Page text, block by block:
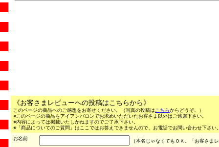
《お客さまレビューへの投稿はこちらから》
このページの商品へのご感想をお寄せください。（写真の投稿は こちらからどうぞ。）
※このページの商品をアイアンバロンでお求めいただいたお客さま以外はご遠慮下さい。
※内容によっては掲載いたしかねますのでご了承下さい。
※「商品についてのご質問」はここではお答えできませんので、お電話でお問い合わせ下さ
お名前
（本名じゃなくてもＯＫ。「お客さま